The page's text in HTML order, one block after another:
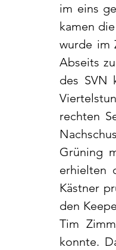
im eins
kamen
wurde im
Abseits
des SVN
rechten
Grüning
erhielten
Kästner
den
Tim
konnte.